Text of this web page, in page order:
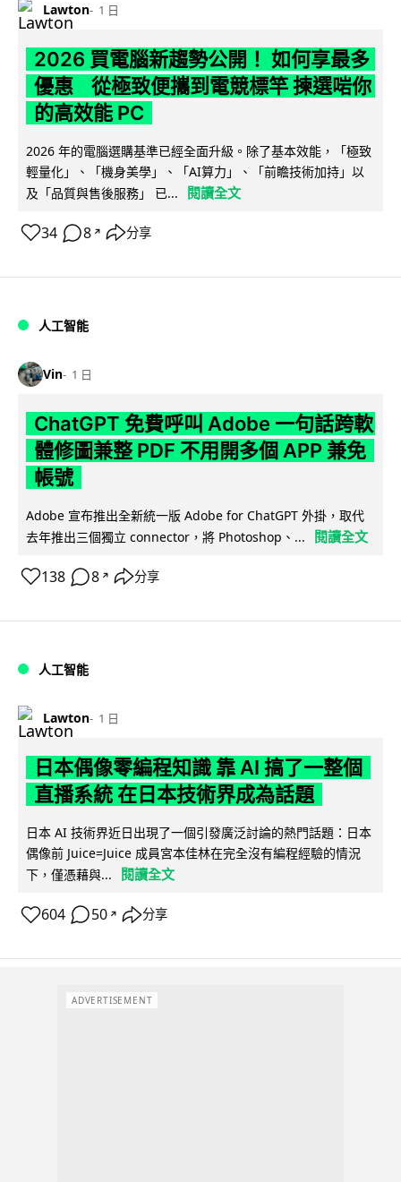
Lawton 1 日
2026 買電腦新趨勢公開！ 如何享最多
優惠 從極致便攜到電競標竿 揀選啱你
的高效能 PC
2026 年的電腦選購基準已經全面升級。除了基本效能，「極致
輕量化」、「機身美學」、「AI算力」、「前瞻技術加持」以
及「品質與售後服務」 已...
閱讀全文
34 8 ↗ 分享
人工智能
Vin 1 日
ChatGPT 免費呼叫 Adobe 一句話跨軟
體修圖兼整 PDF 不用開多個 APP 兼免
帳號
Adobe 宣布推出全新統一版 Adobe for ChatGPT 外掛，取代
去年推出三個獨立 connector，將 Photoshop、...
閱讀全文
138 8 ↗ 分享
人工智能
Lawton 1 日
日本偶像零編程知識 靠 AI 搞了一整個
直播系統 在日本技術界成為話題
日本 AI 技術界近日出現了一個引發廣泛討論的熱門話題：日本
偶像前 Juice=Juice 成員宮本佳林在完全沒有編程經驗的情況
下，僅憑藉與...
閱讀全文
604 50 ↗ 分享
ADVERTISEMENT